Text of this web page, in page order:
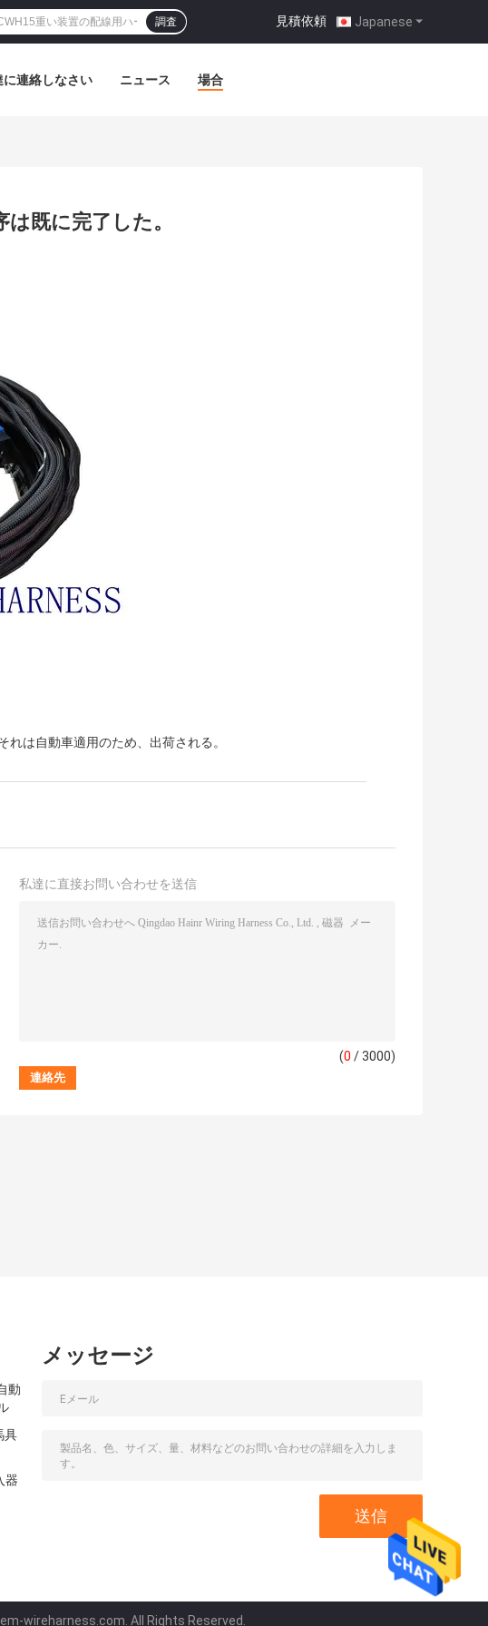
Japanese
見積依頼 |
調査
に連絡しなさい ニュース 場合
既に完了した。
は自動車適用のため、出荷される。
私達に直接お問い合わせを送信
(0 / 3000)
動
具
器
メッセージ
wireharness.com. All Rights Reserved.